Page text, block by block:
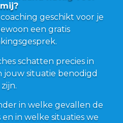
mij?
geschikt voor je
een gratis
schatten precies in
jouw situatie benodigd
zijn.
in welke gevallen de
in welke situaties we